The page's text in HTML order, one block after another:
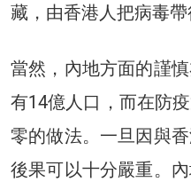
藏，由香港人把病毒帶
當然，內地方面的謹
有14億人口，而在防
零的做法。一旦因與
後果可以十分嚴重。